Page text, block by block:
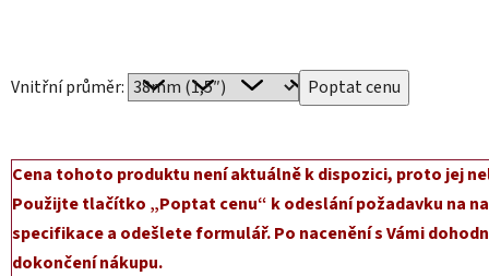
Vnitřní průměr:
Cena tohoto produktu není aktuálně k dispozici, proto jej
Použijte tlačítko „Poptat cenu“ k odeslání požadavku na
specifikace a odešlete formulář. Po nacenění s Vámi
dokončení nákupu.